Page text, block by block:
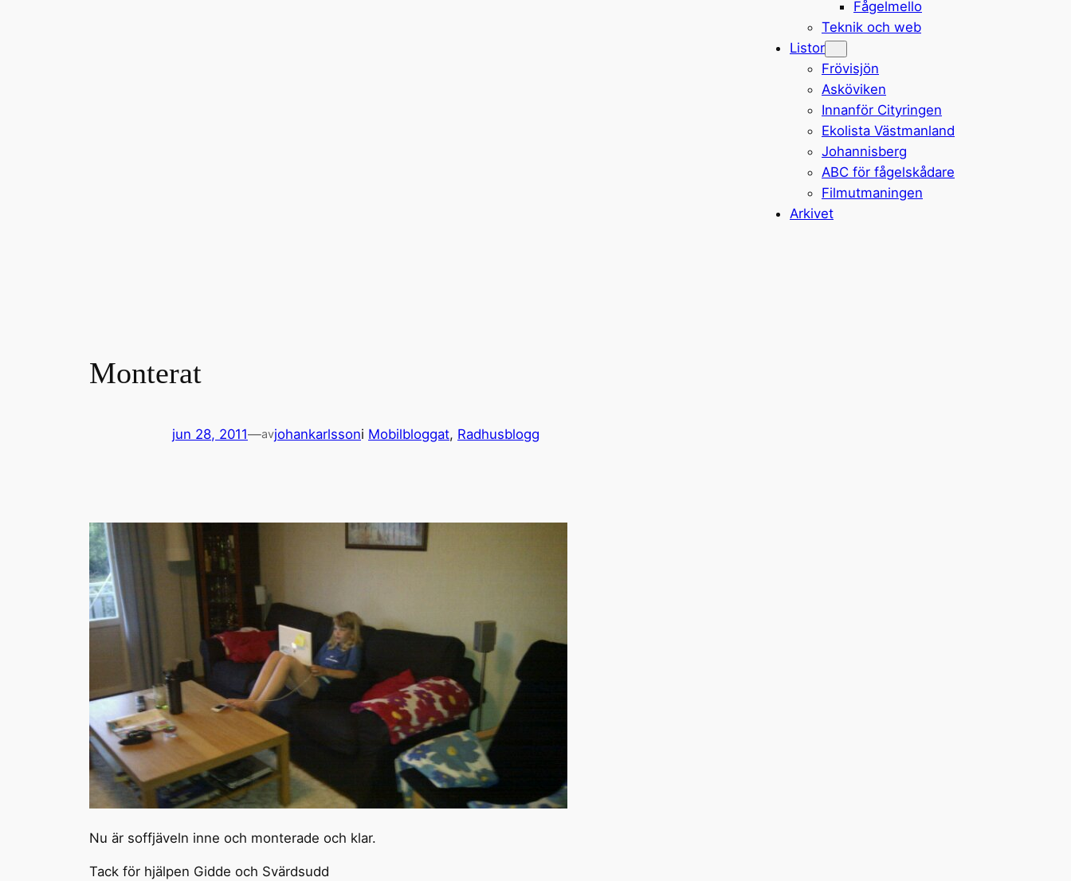
Fågelmello
Teknik och web
Listor
Frövisjön
Asköviken
Innanför Cityringen
Ekolista Västmanland
Johannisberg
ABC för fågelskådare
Filmutmaningen
Arkivet
Monterat
jun 28, 2011—avjohankarlssoni Mobilbloggat, Radhusblogg
Nu är soffjäveln inne och monterade och klar.
Tack för hjälpen Gidde och Svärdsudd